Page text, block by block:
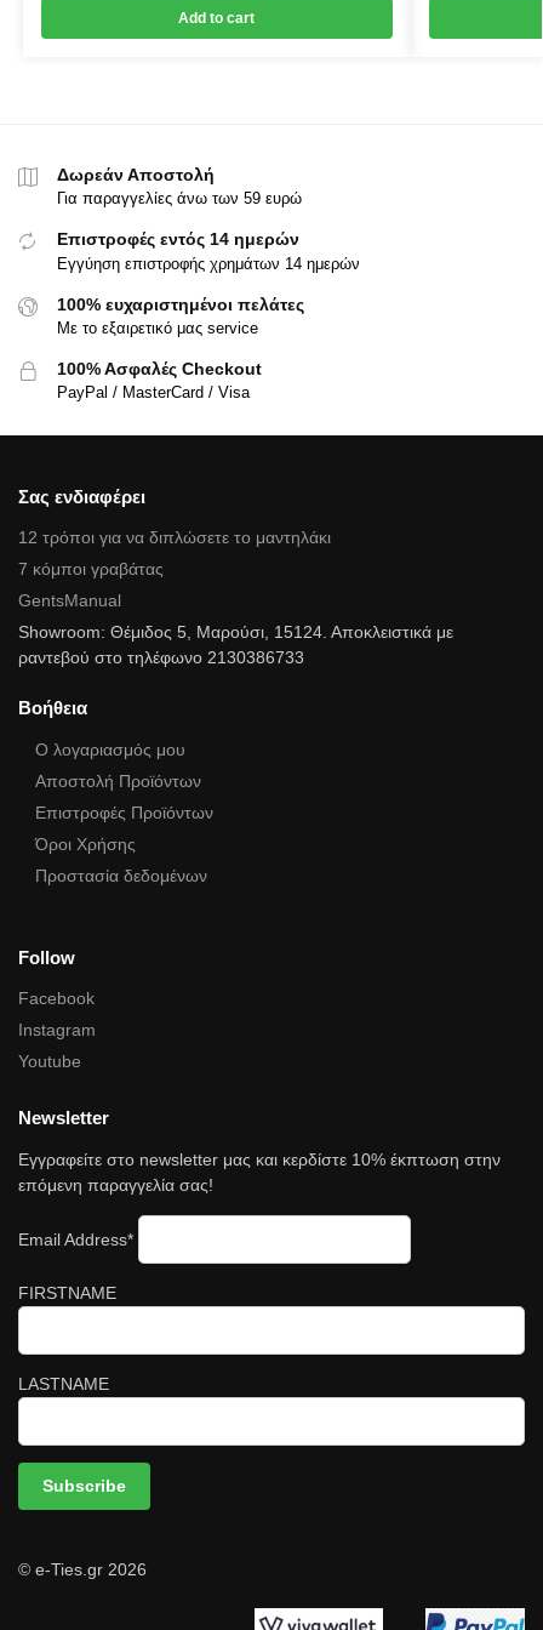
Add to cart
Δωρεάν Αποστολή
Για παραγγελίες άνω των 59 ευρώ
Επιστροφές εντός 14 ημερών
Εγγύηση επιστροφής χρημάτων 14 ημερών
100% ευχαριστημένοι πελάτες
Με το εξαιρετικό μας service
100% Ασφαλές Checkout
PayPal / MasterCard / Visa
Σας ενδιαφέρει
12 τρόποι για να διπλώσετε το μαντηλάκι
7 κόμποι γραβάτας
GentsManual
Showroom: Θέμιδος 5, Μαρούσι, 15124. Αποκλειστικά με
ραντεβού στο τηλέφωνο 2130386733
Βοήθεια
Ο λογαριασμός μου
Αποστολή Προϊόντων
Επιστροφές Προϊόντων
Όροι Χρήσης
Προστασία δεδομένων
Follow
Facebook
Instagram
Youtube
Newsletter
Εγγραφείτε στο newsletter μας και κερδίστε 10% έκπτωση στην
επόμενη παραγγελία σας!
Email Address*
FIRSTNAME
LASTNAME
© e-Ties.gr 2026